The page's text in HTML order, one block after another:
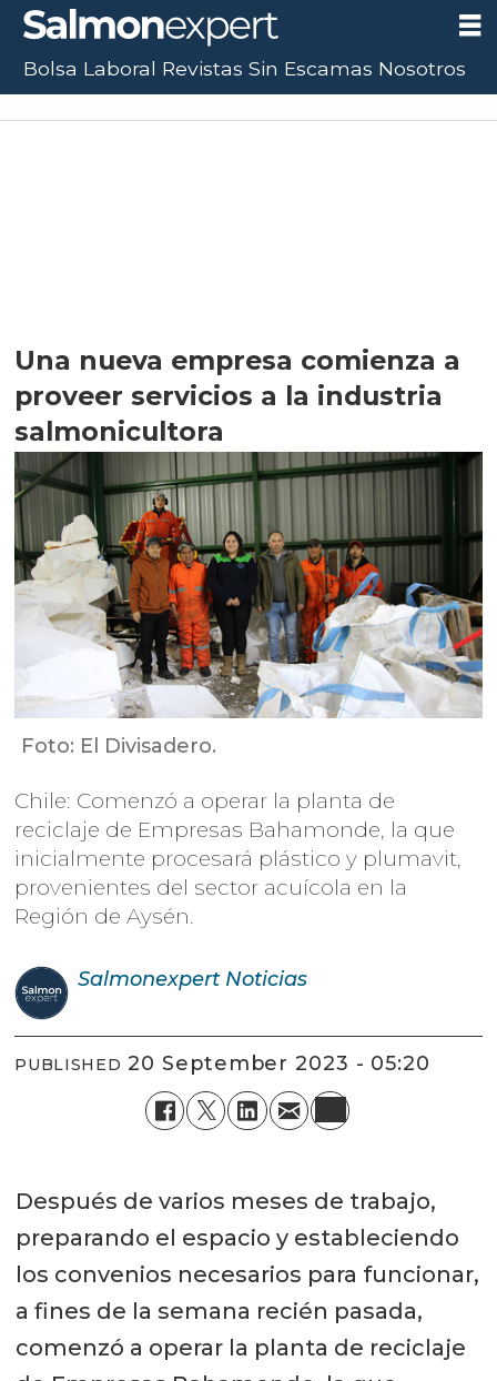
Una nueva empresa comienza a
proveer servicios a la industria
salmonicultora
Foto: El Divisadero.
Chile: Comenzó a operar la planta de
reciclaje de Empresas Bahamonde, la que
inicialmente procesará plástico y plumavit,
provenientes del sector acuícola en la
Región de Aysén.
Salmonexpert Noticias
PUBLISHED 20 September 2023 - 05:20
Después de varios meses de trabajo,
preparando el espacio y estableciendo
los convenios necesarios para funcionar,
a fines de la semana recién pasada,
comenzó a operar la planta de reciclaje
Bolsa Laboral Revistas Sin Escamas Nosotros